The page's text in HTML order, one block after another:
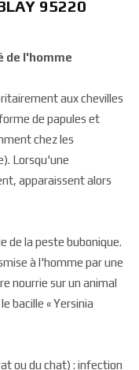
95220
de l'homme
aux chevilles
de papules et
chez les
Lorsqu'une
apparaissent alors
de la peste bubonique.
à l'homme par une
nourrie sur un animal
bacille « Yersinia
ou du chat) : infection